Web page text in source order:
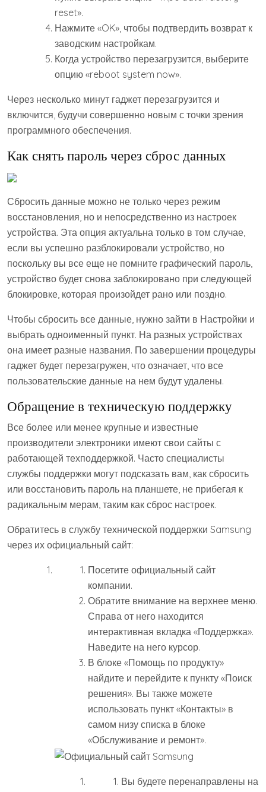
reset».
Нажмите «OK», чтобы подтвердить возврат к
заводским настройкам.
Когда устройство перезагрузится, выберите
опцию «reboot system now».
Через несколько минут гаджет перезагрузится и
включится, будучи совершенно новым с точки зрения
программного обеспечения.
Как снять пароль через сброс данных
Сбросить данные можно не только через режим
восстановления, но и непосредственно из настроек
устройства. Эта опция актуальна только в том случае,
если вы успешно разблокировали устройство, но
поскольку вы все еще не помните графический пароль,
устройство будет снова заблокировано при следующей
блокировке, которая произойдет рано или поздно.
Чтобы сбросить все данные, нужно зайти в Настройки и
выбрать одноименный пункт. На разных устройствах
она имеет разные названия. По завершении процедуры
гаджет будет перезагружен, что означает, что все
пользовательские данные на нем будут удалены.
Обращение в техническую поддержку
Все более или менее крупные и известные
производители электроники имеют свои сайты с
работающей техподдержкой. Часто специалисты
службы поддержки могут подсказать вам, как сбросить
или восстановить пароль на планшете, не прибегая к
радикальным мерам, таким как сброс настроек.
Обратитесь в службу технической поддержки Samsung
через их официальный сайт:
Посетите официальный сайт
компании.
Обратите внимание на верхнее меню.
Справа от него находится
интерактивная вкладка «Поддержка».
Наведите на него курсор.
В блоке «Помощь по продукту»
найдите и перейдите к пункту «Поиск
решения». Вы также можете
использовать пункт «Контакты» в
самом низу списка в блоке
«Обслуживание и ремонт».
Вы будете перенаправлены на